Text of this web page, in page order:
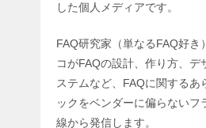
した個人メディアです。
FAQ研究家（単なるFAQ好き
コがFAQの設計、作り方、デ
ステムなど、FAQに関するあ
ックをベンダーに偏らないフ
線から発信します。